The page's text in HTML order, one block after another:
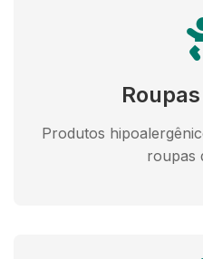
Produtos
roupas